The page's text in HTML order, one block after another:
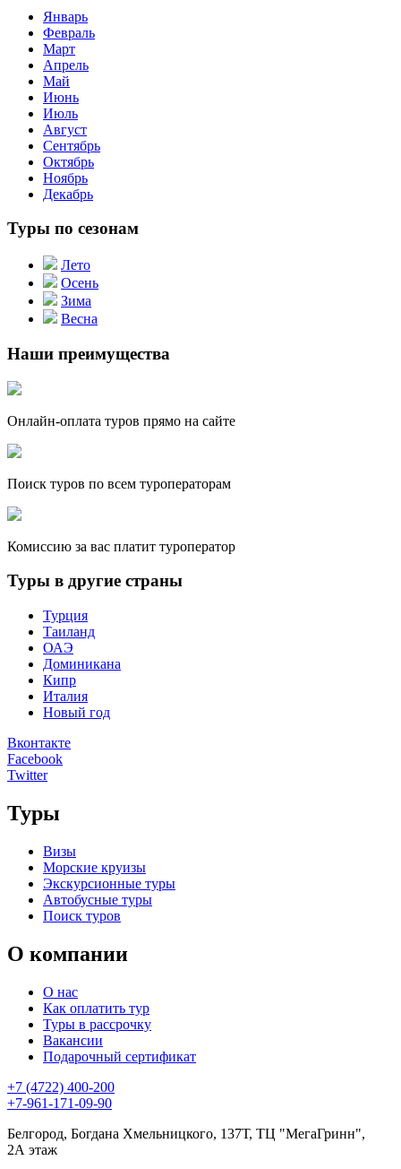
Январь
Февраль
Март
Апрель
Май
Июнь
Июль
Август
Сентябрь
Октябрь
Ноябрь
Декабрь
Туры по сезонам
Лето
Осень
Зима
Весна
Наши преимущества
Онлайн-оплата туров прямо на сайте
Поиск туров по всем туроператорам
Комиссию за вас платит туроператор
Туры в другие страны
Турция
Таиланд
ОАЭ
Доминикана
Кипр
Италия
Новый год
Вконтакте
Facebook
Twitter
Туры
Визы
Морские круизы
Экскурсионные туры
Автобусные туры
Поиск туров
О компании
О нас
Как оплатить тур
Туры в рассрочку
Вакансии
Подарочный сертификат
+7 (4722) 400-200
+7-961-171-09-90
Белгород, Богдана Хмельницкого, 137Т, ТЦ "МегаГринн",
2А этаж